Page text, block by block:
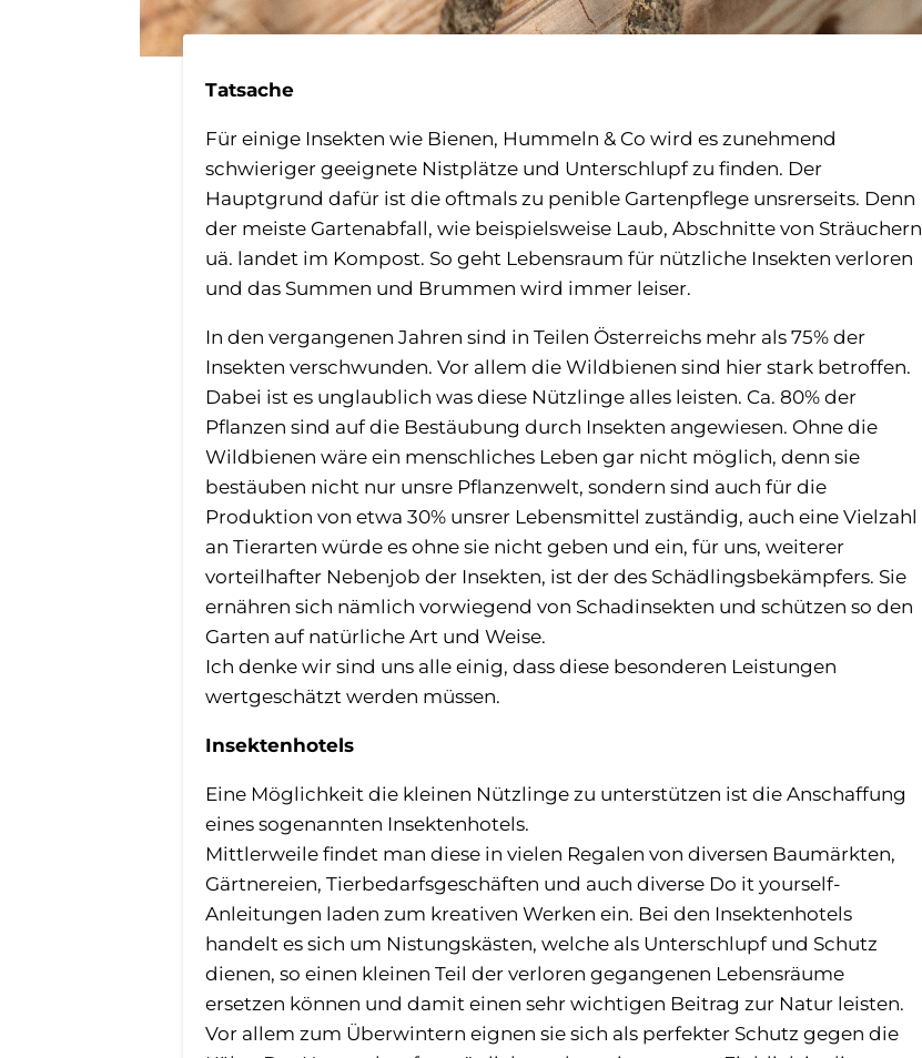
Tatsache
Für einige Insekten wie Bienen, Hummeln & Co wird es zunehmend
schwieriger geeignete Nistplätze und Unterschlupf zu finden. Der
Hauptgrund dafür ist die oftmals zu penible Gartenpflege unsrerseits. Denn
der meiste Gartenabfall, wie beispielsweise Laub, Abschnitte von Sträuchern
uä. landet im Kompost. So geht Lebensraum für nützliche Insekten verloren
und das Summen und Brummen wird immer leiser.
In den vergangenen Jahren sind in Teilen Österreichs mehr als 75% der
Insekten verschwunden. Vor allem die Wildbienen sind hier stark betroffen.
Dabei ist es unglaublich was diese Nützlinge alles leisten. Ca. 80% der
Pflanzen sind auf die Bestäubung durch Insekten angewiesen. Ohne die
Wildbienen wäre ein menschliches Leben gar nicht möglich, denn sie
bestäuben nicht nur unsre Pflanzenwelt, sondern sind auch für die
Produktion von etwa 30% unsrer Lebensmittel zuständig, auch eine Vielzahl
an Tierarten würde es ohne sie nicht geben und ein, für uns, weiterer
vorteilhafter Nebenjob der Insekten, ist der des Schädlingsbekämpfers. Sie
ernähren sich nämlich vorwiegend von Schadinsekten und schützen so den
Garten auf natürliche Art und Weise.
Ich denke wir sind uns alle einig, dass diese besonderen Leistungen
wertgeschätzt werden müssen.
Insektenhotels
Eine Möglichkeit die kleinen Nützlinge zu unterstützen ist die Anschaffung
eines sogenannten Insektenhotels.
Mittlerweile findet man diese in vielen Regalen von diversen Baumärkten,
Gärtnereien, Tierbedarfsgeschäften und auch diverse Do it yourself-
Anleitungen laden zum kreativen Werken ein. Bei den Insektenhotels
handelt es sich um Nistungskästen, welche als Unterschlupf und Schutz
dienen, so einen kleinen Teil der verloren gegangenen Lebensräume
ersetzen können und damit einen sehr wichtigen Beitrag zur Natur leisten.
Vor allem zum Überwintern eignen sie sich als perfekter Schutz gegen die